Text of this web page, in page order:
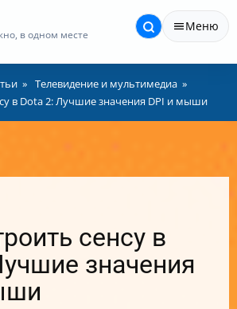
в одном месте
Меню
Телевидение и мультимедиа
в Dota 2: Лучшие значения DPI и мыши
сенсу в
значения